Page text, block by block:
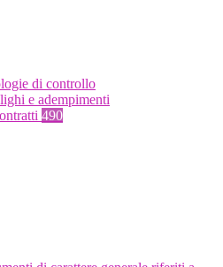
di controllo
e adempimenti
490